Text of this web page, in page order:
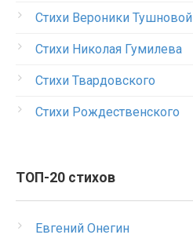
Стихи Вероники Тушновой
Стихи Николая Гумилева
Стихи Твардовского
Стихи Рождественского
ТОП-20 стихов
Евгений Онегин